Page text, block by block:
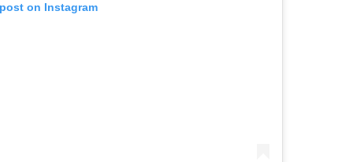
on Instagram